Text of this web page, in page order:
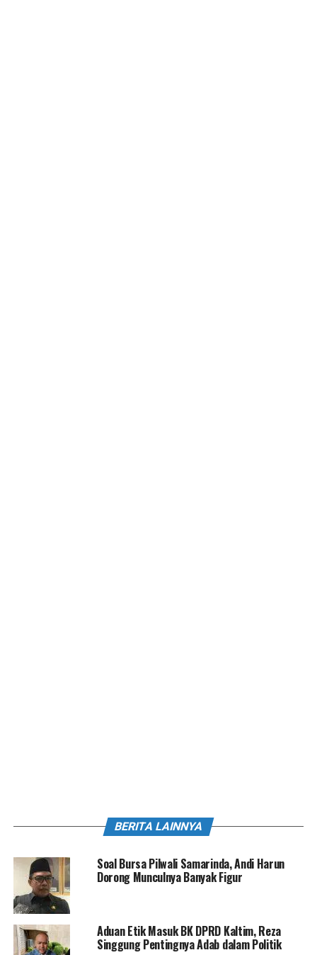
BERITA LAINNYA
Soal Bursa Pilwali Samarinda, Andi Harun
Dorong Munculnya Banyak Figur
Aduan Etik Masuk BK DPRD Kaltim, Reza
Singgung Pentingnya Adab dalam Politik